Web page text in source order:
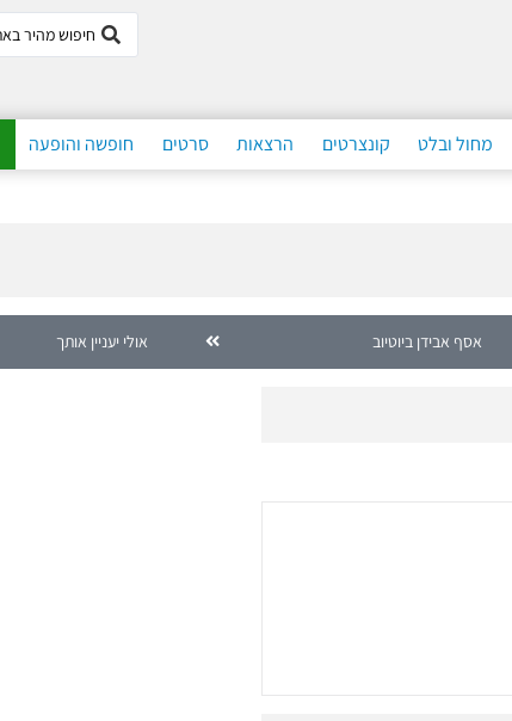
מחול ובלט קונצרטים הרצאות סרטים חופשה והופעה
אסף אבידן ביוטיוב אולי יעניין אותך